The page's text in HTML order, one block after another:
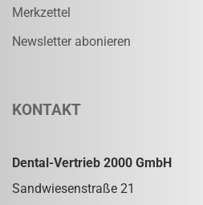
Merkzettel
Newsletter abonieren
KONTAKT
Dental-Vertrieb 2000 GmbH
Sandwiesenstraße 21